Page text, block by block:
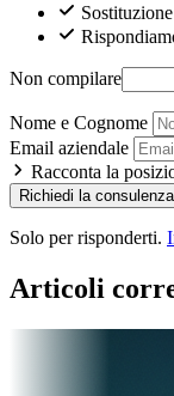
Non compilare
Nome e Cognome
Email aziendale
Racconta la
Richiedi la consulenza
Solo per risponderti.
Articoli